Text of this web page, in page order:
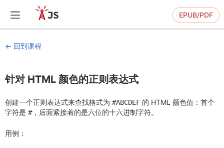
EPUB/PDF
回到课程
针对 HTML 颜色的正则表达式
创建一个正则表达式来查找格式为 #ABCDEF 的 HTML 颜色值：首个
字符是 #，后面紧接着的是六位的十六进制字符。
用例：